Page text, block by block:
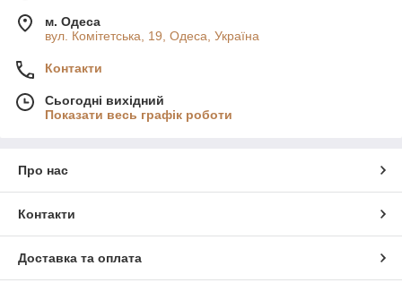
м. Одеса
вул. Комітетська, 19, Одеса, Україна
Контакти
Сьогодні вихідний
Показати весь графік роботи
Про нас
Контакти
Доставка та оплата